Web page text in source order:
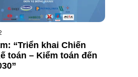
“Triển khai Chiến
toán – Kiểm toán đến